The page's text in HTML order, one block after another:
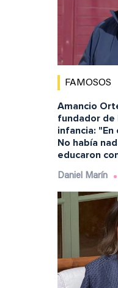
FAMOSOS
Amancio
fundador de
infancia: "En
No había
educaron
Daniel Marín